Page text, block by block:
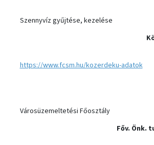
Szennyvíz gyűjtése, kezelése
https://www.fcsm.hu/kozerdeku-adatok
Városüzemeltetési Főosztály
Főv. Önk.